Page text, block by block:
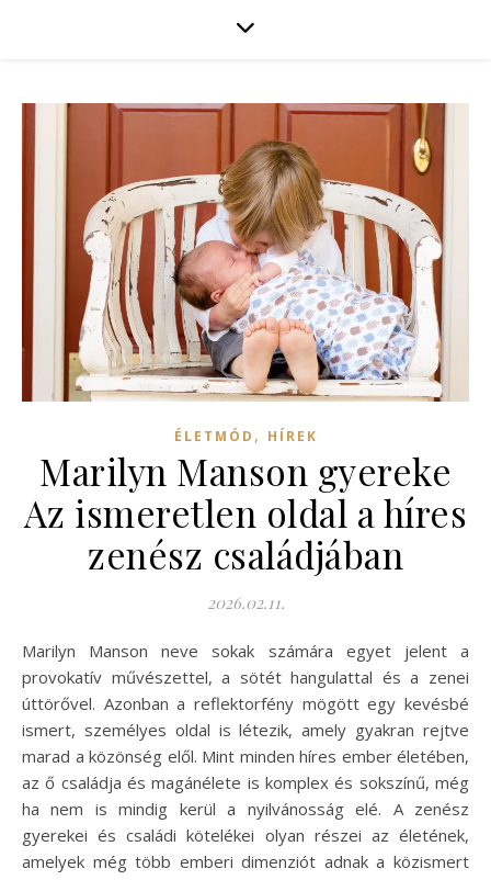
ÉLETMÓD , HÍREK
Marilyn Manson gyereke
Az ismeretlen oldal a híres
zenész családjában
2026.02.11.
Marilyn Manson neve sokak számára egyet jelent a
provokatív művészettel, a sötét hangulattal és a zenei
úttörővel. Azonban a reflektorfény mögött egy kevésbé
ismert, személyes oldal is létezik, amely gyakran rejtve
marad a közönség elől. Mint minden híres ember életében,
az ő családja és magánélete is komplex és sokszínű, még
ha nem is mindig kerül a nyilvánosság elé. A zenész
gyerekei és családi kötelékei olyan részei az életének,
amelyek még több emberi dimenziót adnak a közismert